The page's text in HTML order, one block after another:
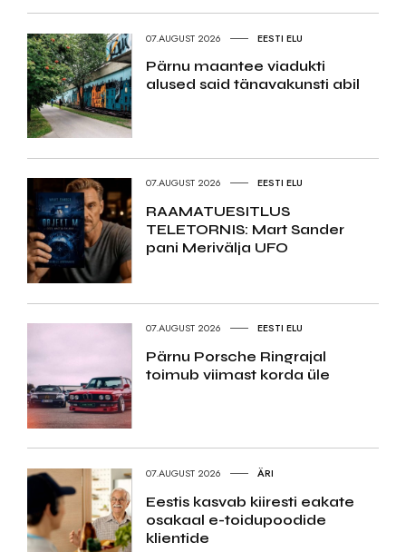
07.AUGUST 2026 EESTI ELU
Pärnu maantee viadukti
alused said tänavakunsti abil
07.AUGUST 2026 EESTI ELU
RAAMATUESITLUS
TELETORNIS: Mart Sander
pani Merivälja UFO
07.AUGUST 2026 EESTI ELU
Pärnu Porsche Ringrajal
toimub viimast korda üle
07.AUGUST 2026 ÄRI
Eestis kasvab kiiresti eakate
osakaal e-toidupoodide
klientide